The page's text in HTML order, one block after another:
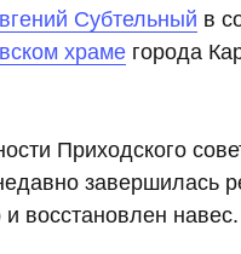
Субтельный в
храме города
Приходского
завершилась
восстановлен навес.